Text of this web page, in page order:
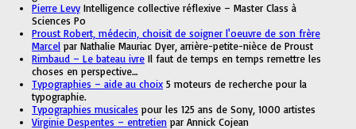
Pierre Levy Intelligence collective réflexive – Master Class à
Sciences Po
Proust Robert, médecin, choisit de soigner l'oeuvre de son frère
Marcel par Nathalie Mauriac Dyer, arrière-petite-nièce de Proust
Rimbaud – Le bateau ivre Il faut de temps en temps remettre les
choses en perspective…
Typographies – aide au choix 5 moteurs de recherche pour la
typographie.
Typographies musicales pour les 125 ans de Sony, 1000 artistes
Virginie Despentes – entretien par Annick Cojean